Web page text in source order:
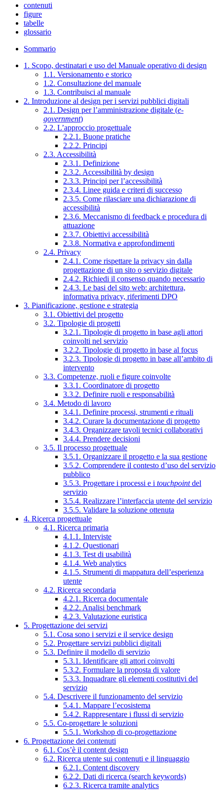
contenuti
figure
tabelle
glossario
Sommario
1. Scopo, destinatari e uso del Manuale operativo di design
1.1. Versionamento e storico
1.2. Consultazione del manuale
1.3. Contribuisci al manuale
2. Introduzione al design per i servizi pubblici digitali
2.1. Design per l’amministrazione digitale (e-
government)
2.2. L’approccio progettuale
2.2.1. Buone pratiche
2.2.2. Principi
2.3. Accessibilità
2.3.1. Definizione
2.3.2. Accessibilità by design
2.3.3. Principi per l’accessibilità
2.3.4. Linee guida e criteri di successo
2.3.5. Come rilasciare una dichiarazione di
accessibilità
2.3.6. Meccanismo di feedback e procedura di
attuazione
2.3.7. Obiettivi accessibilità
2.3.8. Normativa e approfondimenti
2.4. Privacy
2.4.1. Come rispettare la privacy sin dalla
progettazione di un sito o servizio digitale
2.4.2. Richiedi il consenso quando necessario
2.4.3. Le basi del sito web: architettura,
informativa privacy, riferimenti DPO
3. Pianificazione, gestione e strategia
3.1. Obiettivi del progetto
3.2. Tipologie di progetti
3.2.1. Tipologie di progetto in base agli attori
coinvolti nel servizio
3.2.2. Tipologie di progetto in base al focus
3.2.3. Tipologie di progetto in base all’ambito di
intervento
3.3. Competenze, ruoli e figure coinvolte
3.3.1. Coordinatore di progetto
3.3.2. Definire ruoli e responsabilità
3.4. Metodo di lavoro
3.4.1. Definire processi, strumenti e rituali
3.4.2. Curare la documentazione di progetto
3.4.3. Organizzare tavoli tecnici collaborativi
3.4.4. Prendere decisioni
3.5. Il processo progettuale
3.5.1. Organizzare il progetto e la sua gestione
3.5.2. Comprendere il contesto d’uso del servizio
pubblico
3.5.3. Progettare i processi e i touchpointdel
servizio
3.5.4. Realizzare l’interfaccia utente del servizio
3.5.5. Validare la soluzione ottenuta
4. Ricerca progettuale
4.1. Ricerca primaria
4.1.1. Interviste
4.1.2. Questionari
4.1.3. Test di usabilità
4.1.4. Web analytics
4.1.5. Strumenti di mappatura dell’esperienza
utente
4.2. Ricerca secondaria
4.2.1. Ricerca documentale
4.2.2. Analisi benchmark
4.2.3. Valutazione euristica
5. Progettazione dei servizi
5.1. Cosa sono i servizi e il service design
5.2. Progettare servizi pubblici digitali
5.3. Definire il modello di servizio
5.3.1. Identificare gli attori coinvolti
5.3.2. Formulare la proposta di valore
5.3.3. Inquadrare gli elementi costitutivi del
servizio
5.4. Descrivere il funzionamento del servizio
5.4.1. Mappare l’ecosistema
5.4.2. Rappresentare i flussi di servizio
5.5. Co-progettare le soluzioni
5.5.1. Workshop di co-progettazione
6. Progettazione dei contenuti
6.1. Cos’è il content design
6.2. Ricerca utente sui contenuti e il linguaggio
6.2.1. Content discovery
6.2.2. Dati di ricerca (search keywords)
6.2.3. Ricerca tramite analytics